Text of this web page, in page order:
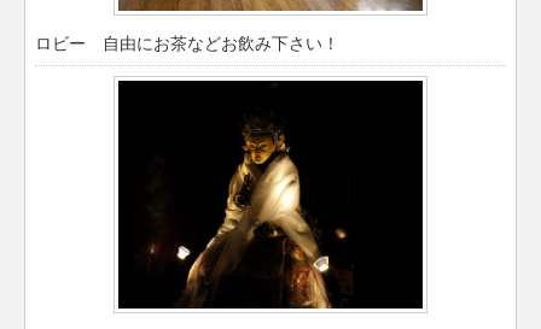
ロビー 自由にお茶などお飲み下さい！